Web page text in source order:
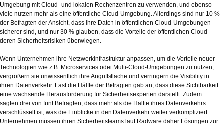
Umgebung mit Cloud- und lokalen Rechenzentren zu verwenden, und ebenso
viele nutzen mehr als eine öffentliche Cloud-Umgebung. Allerdings sind nur 10 %
der Befragten der Ansicht, dass ihre Daten in öffentlichen Cloud-Umgebungen
sicherer sind, und nur 30 % glauben, dass die Vorteile der öffentlichen Cloud
deren Sicherheitsrisiken überwiegen.
Wenn Unternehmen ihre Netzwerkinfrastruktur anpassen, um die Vorteile neuer
Technologien wie z.B. Microservices oder Multi-Cloud-Umgebungen zu nutzen,
vergrößern sie unwissentlich ihre Angriffsfläche und verringern die Visibility in
ihren Datenverkehr. Fast die Hälfte der Befragten gab an, dass diese Sichtbarkeit
eine wachsende Herausforderung für Sicherheitsexperten darstellt. Zudem
sagten drei von fünf Befragten, dass mehr als die Hälfte ihres Datenverkehrs
verschlüsselt ist, was die Einblicke in den Datenverkehr weiter verkompliziert.
Unternehmen müssen ihren Sicherheitsteams laut Radware daher Lösungen zur